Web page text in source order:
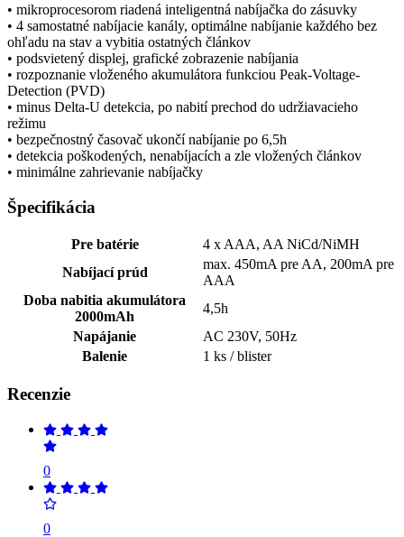
• mikroprocesorom riadená inteligentná nabíjačka do zásuvky
• 4 samostatné nabíjacie kanály, optimálne nabíjanie každého bez
ohľadu na stav a vybitia ostatných článkov
• podsvietený displej, grafické zobrazenie nabíjania
• rozpoznanie vloženého akumulátora funkciou Peak-Voltage-
Detection (PVD)
• minus Delta-U detekcia, po nabití prechod do udržiavacieho
režimu
• bezpečnostný časovač ukončí nabíjanie po 6,5h
• detekcia poškodených, nenabíjacích a zle vložených článkov
• minimálne zahrievanie nabíjačky
Špecifikácia
Pre batérie
4 x AAA, AA NiCd/NiMH
Nabíjací prúd
max. 450mA pre AA, 200mA pre
AAA
Doba nabitia akumulátora
2000mAh
4,5h
Napájanie
AC 230V, 50Hz
Balenie
1 ks / blister
Recenzie
0
0